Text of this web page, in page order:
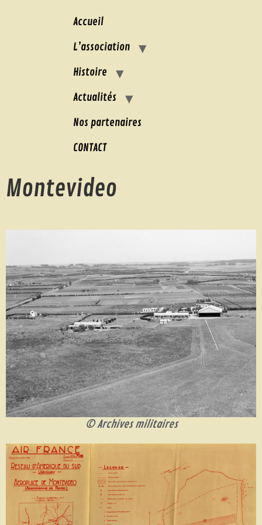
Accueil
L’association
Histoire
Actualités
Nos partenaires
CONTACT
Montevideo
© Archives militaires